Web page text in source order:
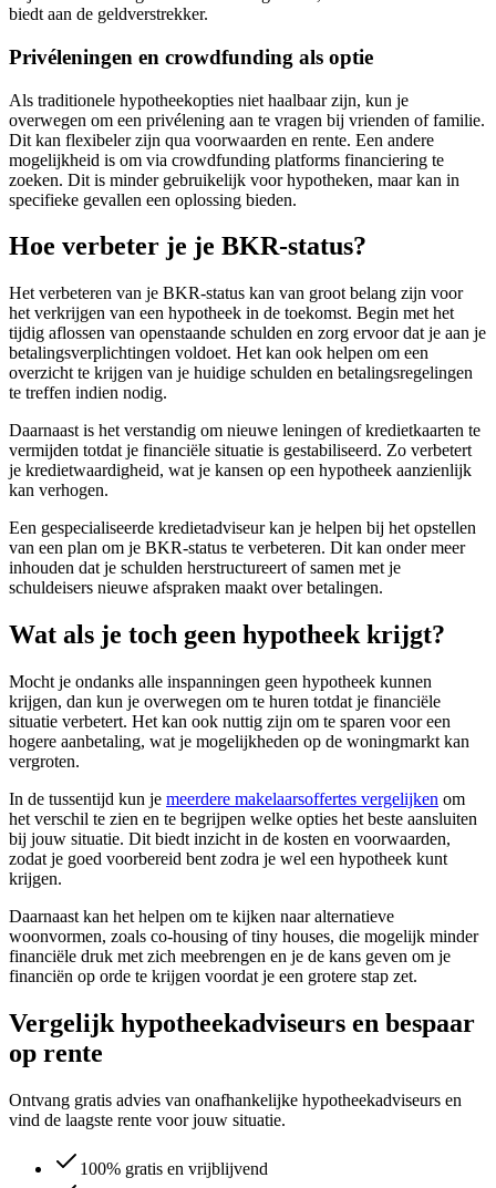
biedt aan de geldverstrekker.
Privéleningen en crowdfunding als optie
Als traditionele hypotheekopties niet haalbaar zijn, kun je
overwegen om een privélening aan te vragen bij vrienden of familie.
Dit kan flexibeler zijn qua voorwaarden en rente. Een andere
mogelijkheid is om via crowdfunding platforms financiering te
zoeken. Dit is minder gebruikelijk voor hypotheken, maar kan in
specifieke gevallen een oplossing bieden.
Hoe verbeter je je BKR-status?
Het verbeteren van je BKR-status kan van groot belang zijn voor
het verkrijgen van een hypotheek in de toekomst. Begin met het
tijdig aflossen van openstaande schulden en zorg ervoor dat je aan je
betalingsverplichtingen voldoet. Het kan ook helpen om een
overzicht te krijgen van je huidige schulden en betalingsregelingen
te treffen indien nodig.
Daarnaast is het verstandig om nieuwe leningen of kredietkaarten te
vermijden totdat je financiële situatie is gestabiliseerd. Zo verbetert
je kredietwaardigheid, wat je kansen op een hypotheek aanzienlijk
kan verhogen.
Een gespecialiseerde kredietadviseur kan je helpen bij het opstellen
van een plan om je BKR-status te verbeteren. Dit kan onder meer
inhouden dat je schulden herstructureert of samen met je
schuldeisers nieuwe afspraken maakt over betalingen.
Wat als je toch geen hypotheek krijgt?
Mocht je ondanks alle inspanningen geen hypotheek kunnen
krijgen, dan kun je overwegen om te huren totdat je financiële
situatie verbetert. Het kan ook nuttig zijn om te sparen voor een
hogere aanbetaling, wat je mogelijkheden op de woningmarkt kan
vergroten.
In de tussentijd kun je meerdere makelaarsoffertes vergelijken om
het verschil te zien en te begrijpen welke opties het beste aansluiten
bij jouw situatie. Dit biedt inzicht in de kosten en voorwaarden,
zodat je goed voorbereid bent zodra je wel een hypotheek kunt
krijgen.
Daarnaast kan het helpen om te kijken naar alternatieve
woonvormen, zoals co-housing of tiny houses, die mogelijk minder
financiële druk met zich meebrengen en je de kans geven om je
financiën op orde te krijgen voordat je een grotere stap zet.
Vergelijk hypotheekadviseurs en bespaar
op rente
Ontvang gratis advies van onafhankelijke hypotheekadviseurs en
vind de laagste rente voor jouw situatie.
100% gratis en vrijblijvend